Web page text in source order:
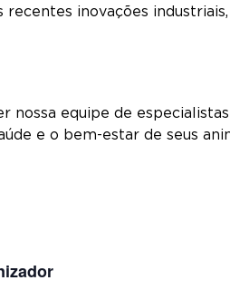
inovações
nossa equipe de
e o bem-estar de seus